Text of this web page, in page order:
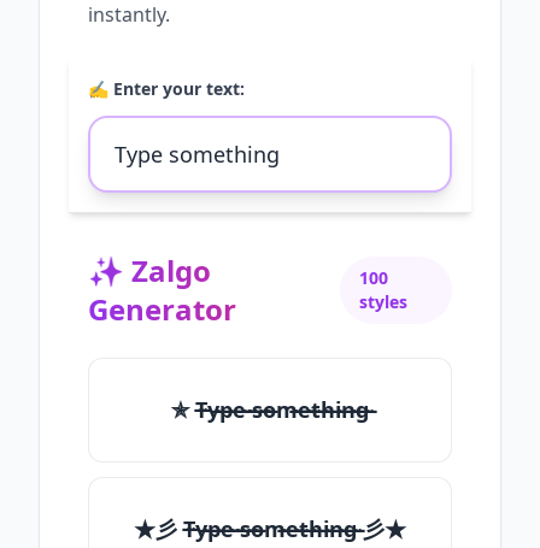
instantly.
✍️ Enter your text:
✨ Zalgo
Generator
100
styles
✯ T̶̴y̶̴p̶̴e̶̴ ̶̴s̶̴o̶̴m̶̴e̶̴t̶̴h̶̴i̶̴n̶̴g̶̴
★彡 T̶̴y̶̴p̶̴e̶̴ ̶̴s̶̴o̶̴m̶̴e̶̴t̶̴h̶̴i̶̴n̶̴g̶̴ 彡★